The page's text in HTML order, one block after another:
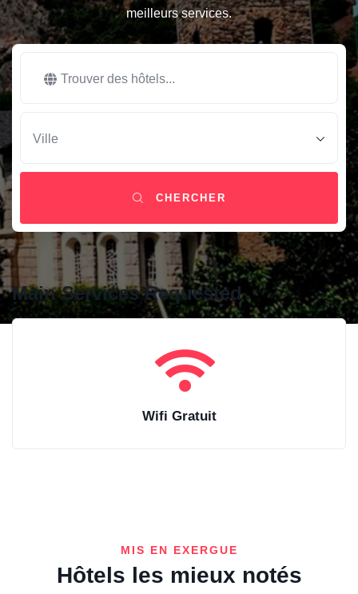
meilleurs services.
CHERCHER
Main Services Requested
Wifi Gratuit
MIS EN EXERGUE
Hôtels les mieux notés